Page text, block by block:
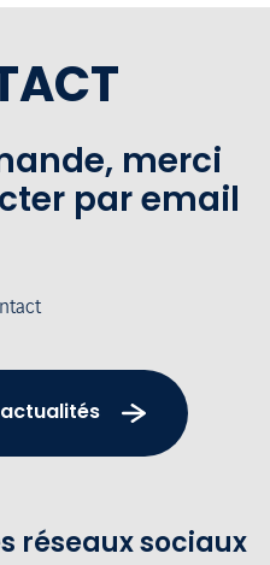
merci
par email
réseaux sociaux